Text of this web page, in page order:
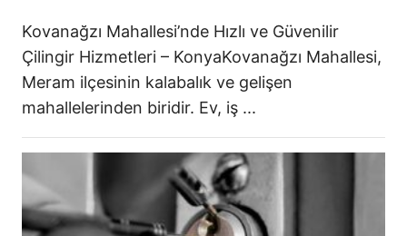
Kovanağzı Mahallesi’nde Hızlı ve Güvenilir
Çilingir Hizmetleri – KonyaKovanağzı Mahallesi,
Meram ilçesinin kalabalık ve gelişen
mahallelerinden biridir. Ev, iş ...